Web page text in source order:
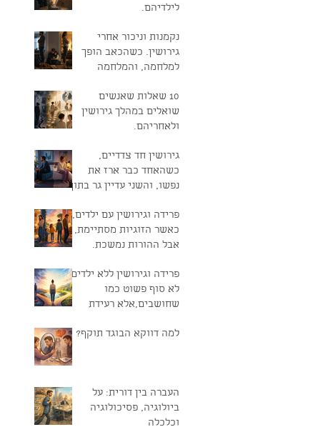
לילדיהם.
נקמנות וניכור אחרי
גירושין. כשהכאב הופך
למלחמה, והמלחמה
הקשר בחיים
10 שאלות שאנשים
שואלים במהלך גירושין
ולאחריהם.
גירושין חד צדדיים,
כשהאחד כבר ארז את
נפשו, והשני עדיין גר בתוך
פרידה וגירושין עם ילדים,
כאשר הזוגיות מסתיימת,
אבל ההורות נמשכת.
פרידה וגירושין ללא ילדים,
לא סוף פשוט כמו
שחושבים,אלא רעידת
למה דווקא הבוגד תוקף?
העברה בין דורית: על
ביולוגיה, פסיכולוגיה
וכלכלה